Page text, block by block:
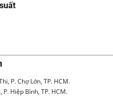
P. Chợ Lớn, TP. HCM.
Hiệp Bình, TP. HCM.